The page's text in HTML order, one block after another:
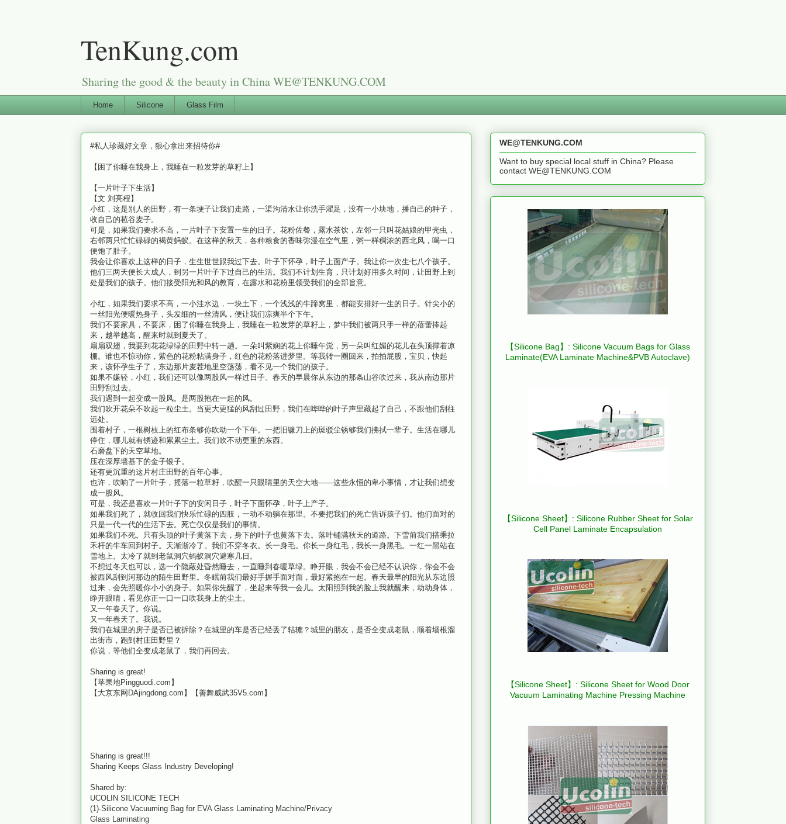
TenKung.com
Sharing the good & the beauty in China WE@TENKUNG.COM
Home Silicone Glass Film
#私人珍藏好文章，狠心拿出来招待你#
【困了你睡在我身上，我睡在一粒发芽的草籽上】
【一片叶子下生活】
【文 刘亮程】
小红，这是别人的田野，有一条埂子让我们走路，一渠沟清水让你洗手濯足，没有一小块地，播自己的种子，
收自己的苞谷麦子。
可是，如果我们要求不高，一片叶子下安置一生的日子。花粉佐餐，露水茶饮，左邻一只叫花姑娘的甲壳虫，
右邻两只忙忙碌碌的褐黄蚂蚁。在这样的秋天，各种粮食的香味弥漫在空气里，粥一样稠浓的西北风，喝一口
便饱了肚子。
我会让你喜欢上这样的日子，生生世世跟我过下去。叶子下怀孕，叶子上面产子。我让你一次生七八个孩子。
他们三两天便长大成人，到另一片叶子下过自己的生活。我们不计划生育，只计划好用多久时间，让田野上到
处是我们的孩子。他们接受阳光和风的教育，在露水和花粉里领受我们的全部旨意。
小红，如果我们要求不高，一小洼水边，一块土下，一个浅浅的牛蹄窝里，都能安排好一生的日子。针尖小的
一丝阳光便暖热身子，头发细的一丝清风，便让我们凉爽半个下午。
我们不要家具，不要床，困了你睡在我身上，我睡在一粒发芽的草籽上，梦中我们被两只手一样的蓓蕾捧起
来，越举越高，醒来时就到夏天了。
扇扇双翅，我要到花花绿绿的田野中转一趟。一朵叫紫娴的花上你睡午觉，另一朵叫红媚的花儿在头顶撑着凉
棚。谁也不惊动你，紫色的花粉粘满身子，红色的花粉落进梦里。等我转一圈回来，拍拍屁股，宝贝，快起
来，该怀孕生子了，东边那片麦茬地里空荡荡，看不见一个我们的孩子。
如果不嫌轻，小红，我们还可以像两股风一样过日子。春天的早晨你从东边的那条山谷吹过来，我从南边那片
田野刮过去。
我们遇到一起变成一股风。是两股抱在一起的风。
我们吹开花朵不吹起一粒尘土。当更大更猛的风刮过田野，我们在哗哗的叶子声里藏起了自己，不跟他们刮往
远处。
围着村子，一根树枝上的红布条够你吹动一个下午。一把旧镰刀上的斑驳尘锈够我们拂拭一辈子。生活在哪儿
停住，哪儿就有锈迹和累累尘土。我们吹不动更重的东西。
石磨盘下的天空草地。
压在深厚墙基下的金子银子。
还有更沉重的这片村庄田野的百年心事。
也许，吹响了一片叶子，摇落一粒草籽，吹醒一只眼睛里的天空大地――这些永恒的卑小事情，才让我们想变
成一股风。
可是，我还是喜欢一片叶子下的安闲日子，叶子下面怀孕，叶子上产子。
如果我们死了，就收回我们快乐忙碌的四肢，一动不动躺在那里。不要把我们的死亡告诉孩子们。他们面对的
只是一代一代的生活下去。死亡仅仅是我们的事情。
如果我们不死。只有头顶的叶子黄落下去，身下的叶子也黄落下去。落叶铺满秋天的道路。下雪前我们搭乘拉
禾杆的牛车回到村子。天渐渐冷了。我们不穿冬衣。长一身毛。你长一身红毛，我长一身黑毛。一红一黑站在
雪地上。太冷了就到老鼠洞穴蚂蚁洞穴避寒几日。
不想过冬天也可以，选一个隐蔽处昏然睡去，一直睡到春暖草绿。睁开眼，我会不会已经不认识你，你会不会
被西风刮到河那边的陌生田野里。冬眠前我们最好手握手面对面，最好紧抱在一起。春天最早的阳光从东边照
过来，会先照暖你小小的身子。如果你先醒了，坐起来等我一会儿。太阳照到我的脸上我就醒来，动动身体，
睁开眼睛，看见你正一口一口吹我身上的尘土。
又一年春天了。你说。
又一年春天了。我说。
我们在城里的房子是否已被拆除？在城里的车是否已经丢了轱辘？城里的朋友，是否全变成老鼠，顺着墙根溜
出街市，跑到村庄田野里？
你说，等他们全变成老鼠了，我们再回去。
Sharing is great!
【苹果地Pingguodi.com】
【大京东网DAjingdong.com】【善舞威武35V5.com】
Sharing is great!!!
Sharing Keeps Glass Industry Developing!
Shared by:
UCOLIN SILICONE TECH
(1)-Silicone Vacuuming Bag for EVA Glass Laminating Machine/Privacy
Glass Laminating
WE@TENKUNG.COM
Want to buy special local stuff in China? Please
contact WE@TENKUNG.COM
【Silicone Bag】: Silicone Vacuum Bags for Glass
Laminate(EVA Laminate Machine&PVB Autoclave)
【Silicone Sheet】: Silicone Rubber Sheet for Solar
Cell Panel Laminate Encapsulation
【Silicone Sheet】: Silicone Sheet for Wood Door
Vacuum Laminating Machine Pressing Machine